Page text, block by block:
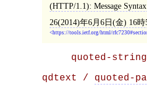
(HTTP/1.1): Message
26(2014)年6月6日(金) 16
https://tools.ietf.org/html/
quoted-
qdtext / quoted-